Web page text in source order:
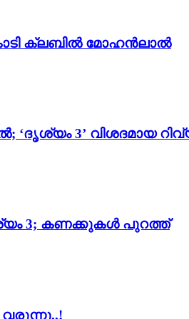
ക്ലബിൽ മോഹൻലാൽ
3’ വിശദമായ
3; കണക്കുകൾ പുറത്ത്
വരുന്നു..!